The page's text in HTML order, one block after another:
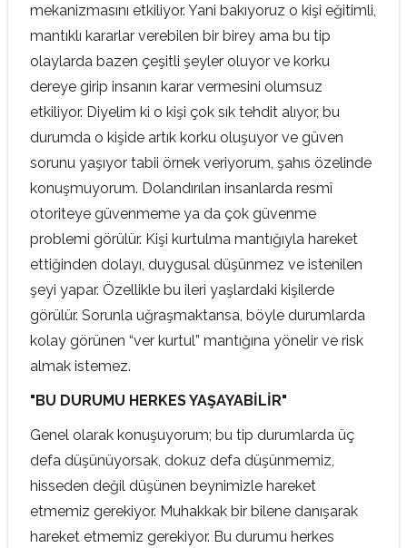
mekanizmasını etkiliyor. Yani bakıyoruz o kişi eğitimli,
mantıklı kararlar verebilen bir birey ama bu tip
olaylarda bazen çeşitli şeyler oluyor ve korku
dereye girip insanın karar vermesini olumsuz
etkiliyor. Diyelim ki o kişi çok sık tehdit alıyor, bu
durumda o kişide artık korku oluşuyor ve güven
sorunu yaşıyor tabii örnek veriyorum, şahıs özelinde
konuşmuyorum. Dolandırılan insanlarda resmî
otoriteye güvenmeme ya da çok güvenme
problemi görülür. Kişi kurtulma mantığıyla hareket
ettiğinden dolayı, duygusal düşünmez ve istenilen
şeyi yapar. Özellikle bu ileri yaşlardaki kişilerde
görülür. Sorunla uğraşmaktansa, böyle durumlarda
kolay görünen “ver kurtul” mantığına yönelir ve risk
almak istemez.
"BU DURUMU HERKES YAŞAYABİLİR"
Genel olarak konuşuyorum; bu tip durumlarda üç
defa düşünüyorsak, dokuz defa düşünmemiz,
hisseden değil düşünen beynimizle hareket
etmemiz gerekiyor. Muhakkak bir bilene danışarak
hareket etmemiz gerekiyor. Bu durumu herkes